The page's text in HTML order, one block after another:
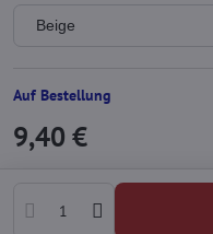
Auf Bestellung
9,40 €